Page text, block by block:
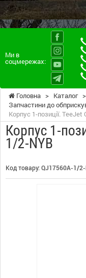
Ми в
соцмережах:
Головна > Каталог >
Запчастини до
Корпус 1-позиції.
Корпус 1-
1/2-NYB
Код товару: QJ17560A-1/